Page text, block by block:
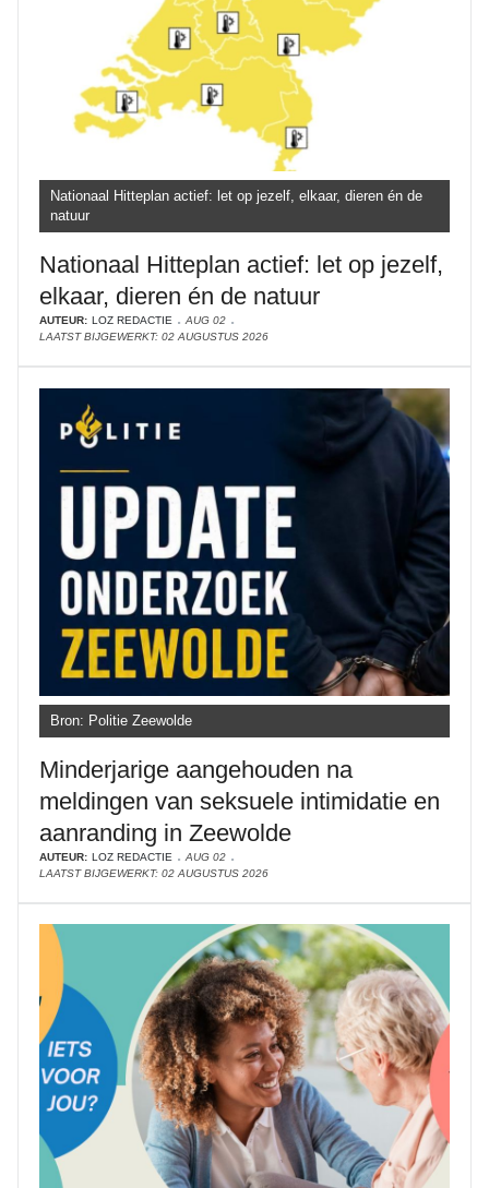
Nationaal Hitteplan actief: let op jezelf, elkaar, dieren én de
natuur
Nationaal Hitteplan actief: let op jezelf,
elkaar, dieren én de natuur
AUTEUR: LOZ REDACTIE
AUG 02
LAATST BIJGEWERKT: 02 AUGUSTUS 2026
Bron: Politie Zeewolde
Minderjarige aangehouden na
meldingen van seksuele intimidatie en
aanranding in Zeewolde
AUTEUR: LOZ REDACTIE
AUG 02
LAATST BIJGEWERKT: 02 AUGUSTUS 2026